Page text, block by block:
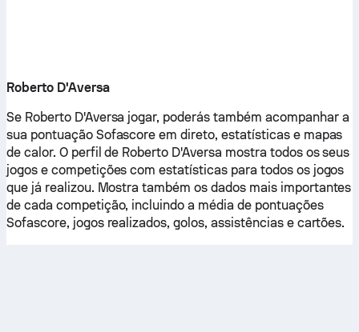
Roberto D'Aversa
Se Roberto D'Aversa jogar, poderás também acompanhar a
sua pontuação Sofascore em direto, estatísticas e mapas
de calor. O perfil de Roberto D'Aversa mostra todos os seus
jogos e competições com estatísticas para todos os jogos
que já realizou. Mostra também os dados mais importantes
de cada competição, incluindo a média de pontuações
Sofascore, jogos realizados, golos, assistências e cartões.